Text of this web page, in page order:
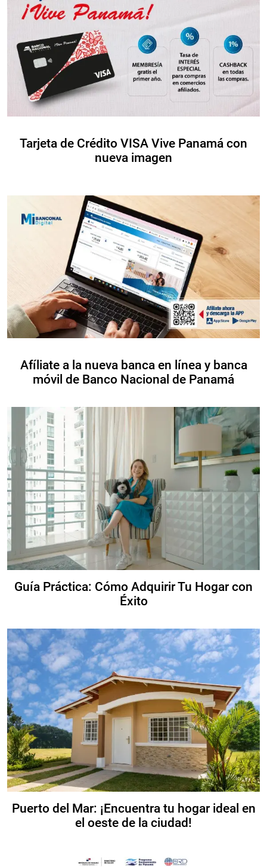
Tarjeta de Crédito VISA Vive Panamá con
nueva imagen
Afíliate a la nueva banca en línea y banca
móvil de Banco Nacional de Panamá
Guía Práctica: Cómo Adquirir Tu Hogar con
Éxito
Puerto del Mar: ¡Encuentra tu hogar ideal en
el oeste de la ciudad!